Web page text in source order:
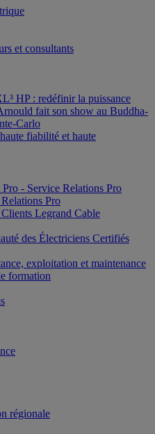
et consultants
HP : redéfinir la puissance
fait son show au Buddha-
Carlo
fiabilité et haute
- Service Relations Pro
Pro
Legrand Cable
des Électriciens Certifiés
exploitation et maintenance
formation
régionale